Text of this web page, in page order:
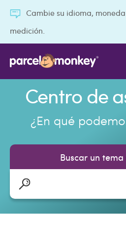
Cambie su idioma,
medición.
Centro de
¿En qué
Buscar un